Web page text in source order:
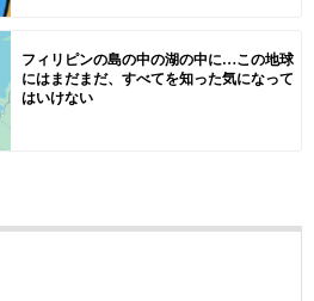
フィリピンの島の中の湖の中に…この地球
にはまだまだ、すべてを知った気になって
はいけない